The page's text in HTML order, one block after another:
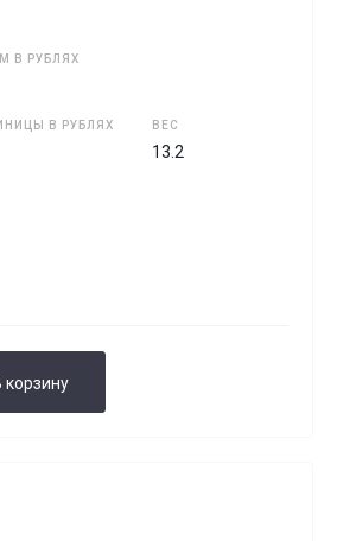
В РУБЛЯХ
В РУБЛЯХ ВЕС
13.2
корзину